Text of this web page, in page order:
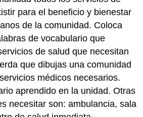
para el beneficio y bienestar
de la comunidad. Coloca
de vocabulario que
de salud que necesitan
que dibujas una comunidad
médicos necesarios.
aprendido en la unidad. Otras
necesitar son: ambulancia, sala